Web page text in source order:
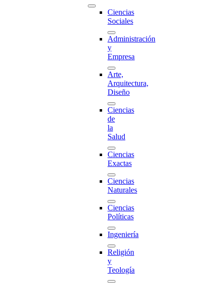
Ciencias
Sociales
Administración
y
Empresa
Arte,
Arquitectura,
Diseño
Ciencias
de
la
Salud
Ciencias
Exactas
Ciencias
Naturales
Ciencias
Políticas
Ingeniería
Religión
y
Teología